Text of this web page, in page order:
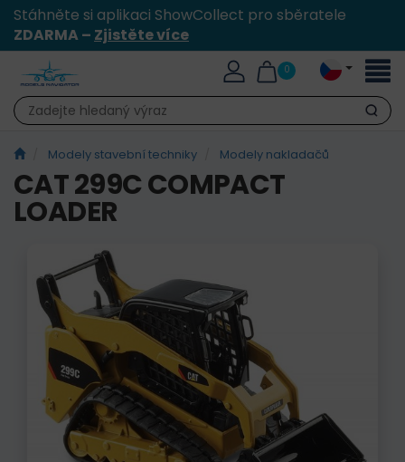
Stáhněte si aplikaci ShowCollect pro sběratele
ZDARMA – Zjistěte více
0
Hledat
Modely stavební techniky Modely nakladačů
CAT 299C COMPACT
LOADER